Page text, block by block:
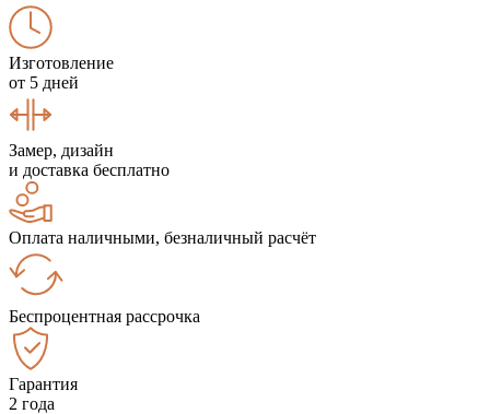
Изготовление
от 5 дней
Замер, дизайн
и доставка бесплатно
Оплата наличными, безналичный расчёт
Беспроцентная рассрочка
Гарантия
2 года